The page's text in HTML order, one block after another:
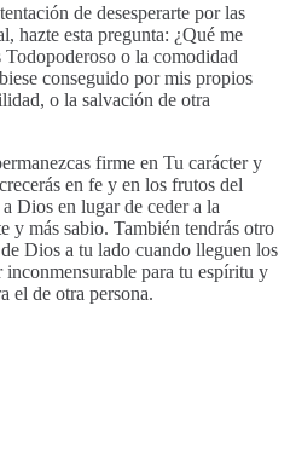
de desesperarte por las
hazte esta pregunta: ¿Qué me
o la comodidad
conseguido por mis propios
o la salvación de otra
firme en Tu carácter y
en fe y en los frutos del
Dios en lugar de ceder a la
y más sabio. También tendrás otro
Dios a tu lado cuando lleguen los
para tu espíritu y
el de otra persona.